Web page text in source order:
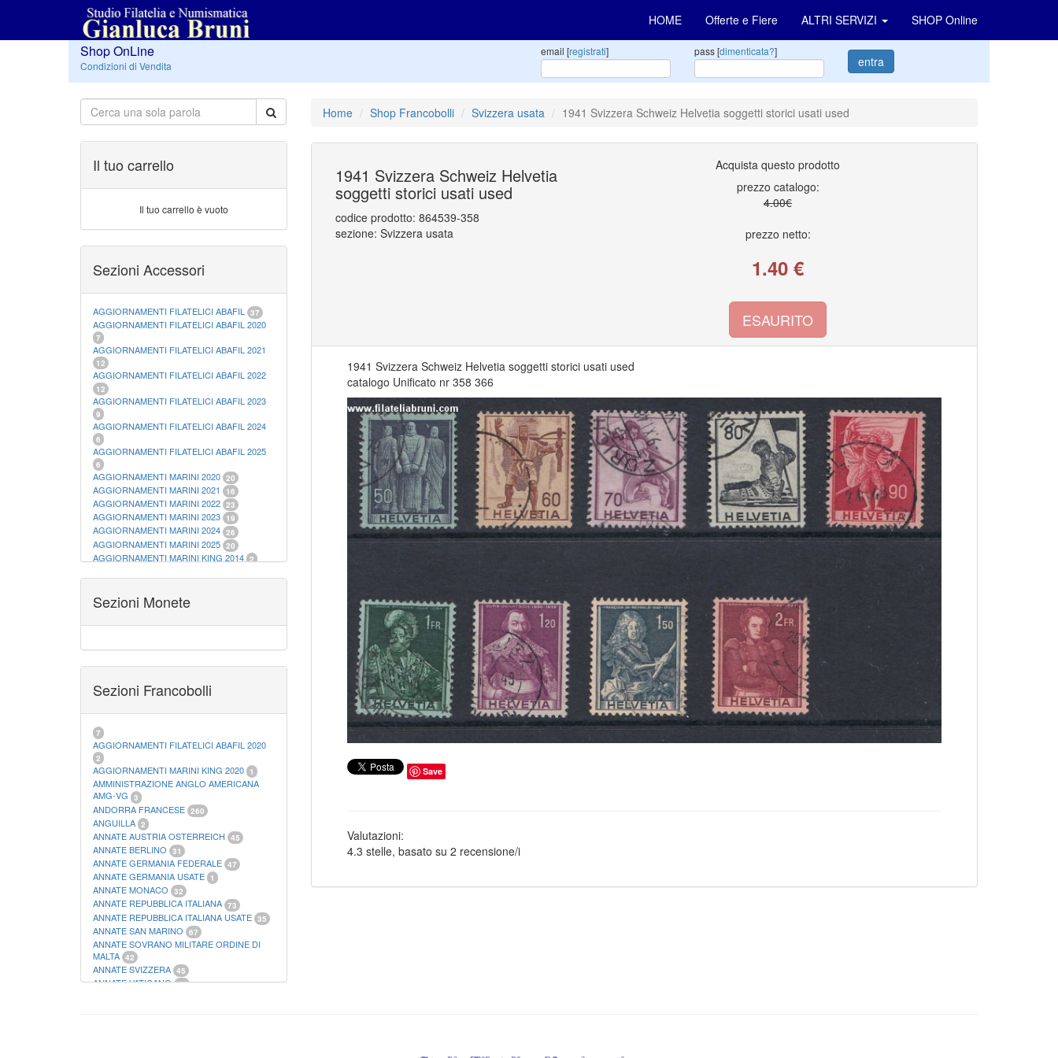
HOME Offerte e Fiere ALTRI SERVIZI SHOP Online
Shop OnLine
Condizioni di Vendita
email [registrati] pass [dimenticata?]
entra
Il tuo carrello
Il tuo carrello è vuoto
Sezioni Accessori
AGGIORNAMENTI FILATELICI ABAFIL 37
AGGIORNAMENTI FILATELICI ABAFIL 2020
7
AGGIORNAMENTI FILATELICI ABAFIL 2021
12
AGGIORNAMENTI FILATELICI ABAFIL 2022
12
AGGIORNAMENTI FILATELICI ABAFIL 2023
9
AGGIORNAMENTI FILATELICI ABAFIL 2024
6
AGGIORNAMENTI FILATELICI ABAFIL 2025
6
AGGIORNAMENTI MARINI 2020 20
AGGIORNAMENTI MARINI 2021 16
AGGIORNAMENTI MARINI 2022 23
AGGIORNAMENTI MARINI 2023 19
AGGIORNAMENTI MARINI 2024 26
AGGIORNAMENTI MARINI 2025 20
AGGIORNAMENTI MARINI KING 2014 2
AGGIORNAMENTI MARINI KING 2017
AGGIORNAMENTI MARINI KING 2018
AGGIORNAMENTI MARINI KING 2019 22
ANNUALI 9
ALBUM PER CARTAMONETA 1
CARTELLE FILATELICHE MARINI
FOGLI FILATELICI SAN MARINO
FOGLI FILATELICI VATICANO
FOGLI MARINI PERIODI SEPARATI ITALIA
15
FOGLI MARINI PERIODI SEPARATI SAN
MARINO 14
FOGLI MARINI PERIODI SEPARATI
VATICANO 10
FOGLI MARINI REGNO D'ITALIA COLONIE
ITL, 20
MATERIALE FILATELICO MARINI 33
RACCOGLITORI XL 1
Sezioni Monete
Sezioni Francobolli
7
AGGIORNAMENTI FILATELICI ABAFIL 2020
2
AGGIORNAMENTI MARINI KING 2020 1
AMMINISTRAZIONE ANGLO AMERICANA
AMG-VG 3
ANDORRA FRANCESE 260
ANGUILLA 2
ANNATE AUSTRIA OSTERREICH 45
ANNATE BERLINO 31
ANNATE GERMANIA FEDERALE 47
ANNATE GERMANIA USATE 1
ANNATE MONACO 32
ANNATE REPUBBLICA ITALIANA 73
ANNATE REPUBBLICA ITALIANA USATE 35
ANNATE SAN MARINO 67
ANNATE SOVRANO MILITARE ORDINE DI
MALTA 42
ANNATE SVIZZERA 45
ANNATE VATICANO 64
Home Shop Francobolli Svizzera usata 1941 Svizzera Schweiz Helvetia soggetti storici usati used
1941 Svizzera Schweiz Helvetia
soggetti storici usati used
codice prodotto: 864539-358
sezione: Svizzera usata
Acquista questo prodotto
prezzo catalogo:
4.00€
prezzo netto:
1.40 €
ESAURITO
1941 Svizzera Schweiz Helvetia soggetti storici usati used
catalogo Unificato nr 358 366
Save
Valutazioni:
4.3 stelle, basato su 2 recensione/i